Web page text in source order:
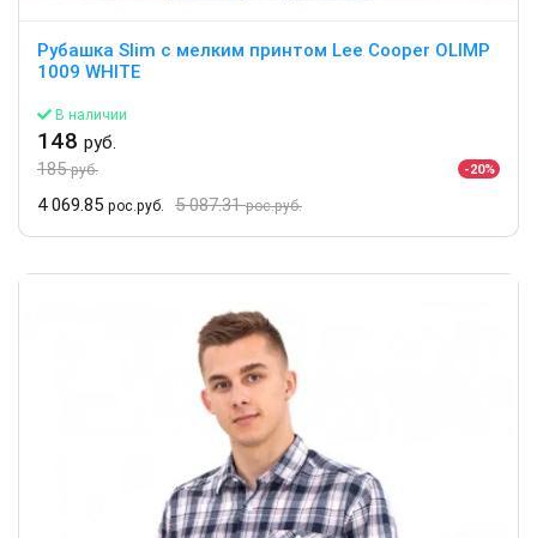
Рубашка Slim с мелким принтом Lee Cooper OLIMP
1009 WHITE
В наличии
148 руб.
185руб. -20%
4 069.85 рос.руб. 5 087.31рос.руб.